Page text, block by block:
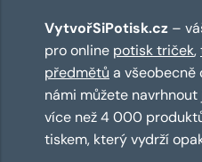
VytvořSiPotisk.cz –
pro online potisk triček,
předmětů a všeobecně
námi můžete
více než 4 000
tiskem, který vydrží